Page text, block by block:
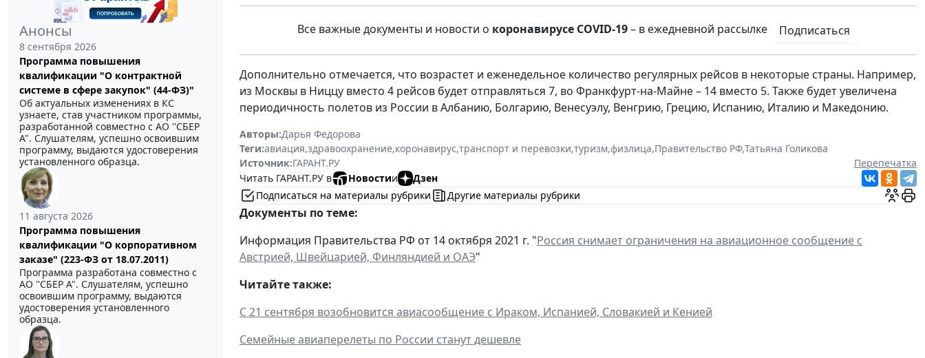
Анонсы
8 сентября 2026
Программа повышения
квалификации "О контрактной
системе в сфере закупок" (44-ФЗ)"
Об актуальных изменениях в КС
узнаете, став участником программы,
разработанной совместно с АО ''СБЕР
А". Слушателям, успешно освоившим
программу, выдаются удостоверения
установленного образца.
11 августа 2026
Программа повышения
квалификации "О корпоративном
заказе" (223-ФЗ от 18.07.2011)
Программа разработана совместно с
АО ''СБЕР А". Слушателям, успешно
освоившим программу, выдаются
удостоверения установленного
образца.
Все важные документы и новости о коронавирусе COVID-19– в ежедневной рассылке Подписаться
Дополнительно отмечается, что возрастет и еженедельное количество регулярных рейсов в некоторые страны. Например,
из Москвы в Ниццу вместо 4 рейсов будет отправляться 7, во Франкфурт-на-Майне – 14 вместо 5. Также будет увеличена
периодичность полетов из России в Албанию, Болгарию, Венесуэлу, Венгрию, Грецию, Испанию, Италию и Македонию.
Авторы:Дарья Федорова
Теги:авиация,здравоохранение,коронавирус,транспорт и перевозки,туризм,физлица,Правительство РФ,Татьяна Голикова
Источник:ГАРАНТ.РУ
Перепечатка
Читать ГАРАНТ.РУ в
Новостии
Дзен
Подписаться на материалы рубрики
Другие материалы рубрики
Документы по теме:
Информация Правительства РФ от 14 октября 2021 г. "Россия снимает ограничения на авиационное сообщение с
Австрией, Швейцарией, Финляндией и ОАЭ"
Читайте также:
С 21 сентября возобновится авиасообщение с Ираком, Испанией, Словакией и Кенией
Семейные авиаперелеты по России станут дешевле